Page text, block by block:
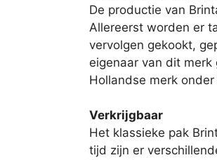
De productie van
Allereerst worden er
vervolgen gekookt,
eigenaar van dit
Hollandse merk
Verkrijgbaar
Het klassieke pak
tijd zijn er